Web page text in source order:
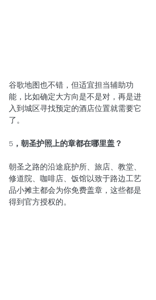
谷歌地图也不错，但适宜担当辅助功
能，比如确定大方向是不是对，再是进
入到城区寻找预定的酒店位置就需要它
了。
5，朝圣护照上的章都在哪里盖？
朝圣之路的沿途庇护所、旅店、教堂、
修道院、咖啡店、饭馆以致于路边工艺
品小摊主都会为你免费盖章，这些都是
得到官方授权的。